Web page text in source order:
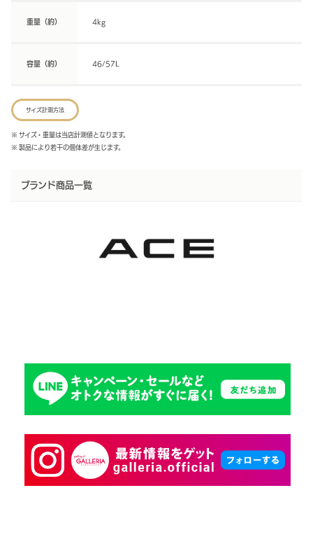
重量（約） 4kg
容量（約） 46/57L
サイズ計測方法
※ サイズ・重量は当店計測値となります。
※ 製品により若干の個体差が生じます。
ブランド商品一覧